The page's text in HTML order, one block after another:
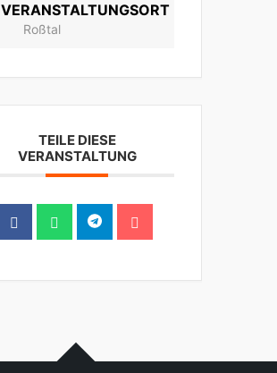
VERANSTALTUNGSORT
Roßtal
TEILE DIESE
VERANSTALTUNG